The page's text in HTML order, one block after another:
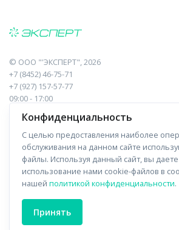
© ООО "'ЭКСПЕРТ", 2026
+7 (8452) 46-75-71
+7 (927) 157-57-77
09:00 - 17:00
410017, Саратов, Пугачева, 10 к1, оф.23
Навигация
Прайс-лист
Отзывы
Форма связи
О
Доставка
Конфиденциальность
С целью предоставления наиболее
обслуживания на данном сайте
файлы. Используя данный сайт, вы даете
использование нами cookie-файлов в
нашей политикой конфиденциальности.
Принять